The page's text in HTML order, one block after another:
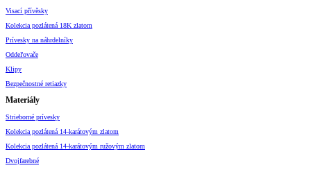
Visací přívěsky
Kolekcia pozlátená 18K zlatom
Prívesky na náhrdelníky
Oddeľovače
Klipy
Bezpečnostné retiazky
Materiály
Strieborné prívesky
Kolekcia pozlátená 14-karátovým zlatom
Kolekcia pozlátená 14-karátovým ružovým zlatom
Dvojfarebné